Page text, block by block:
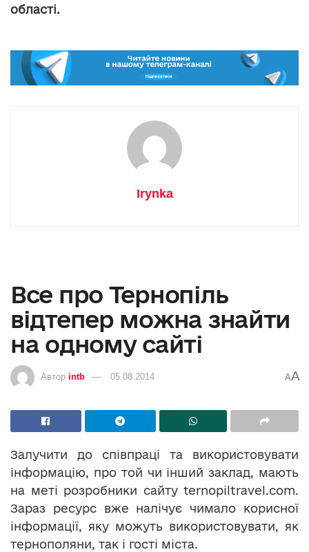
області.
Irynka
Все про Тернопіль
відтепер можна знайти
на одному сайті
Автор intb 05.08.2014 AA
Залучити до співпраці та використовувати
інформацію, про той чи інший заклад, мають
на меті розробники сайту ternopiltravel.com.
Зараз ресурс вже налічує чимало корисної
інформації, яку можуть використовувати, як
тернополяни, так і гості міста.